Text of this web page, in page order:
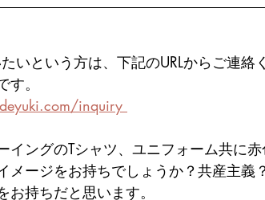
いという方は、下記のURLからご連絡
。
inquiry
ングのTシャツ、ユニフォーム共に
メージをお持ちでしょうか？共産主義
持ちだと思います。